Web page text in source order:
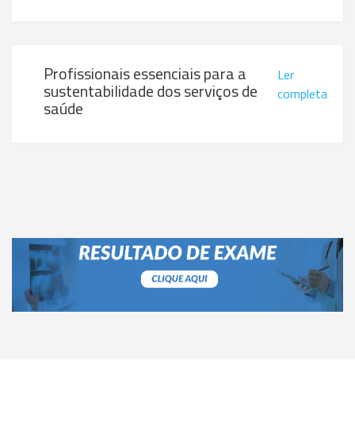
Profissionais essenciais para a
sustentabilidade dos serviços de
saúde
Ler
completa